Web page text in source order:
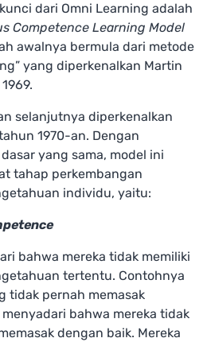
dari Omni Learning adalah
Competence Learning Model
awalnya bermula dari metode
yang diperkenalkan Martin
selanjutnya diperkenalkan
1970-an. Dengan
yang sama, model ini
tahap perkembangan
individu, yaitu:
bahwa mereka tidak memiliki
tertentu. Contohnya
tidak pernah memasak
bahwa mereka tidak
dengan baik. Mereka